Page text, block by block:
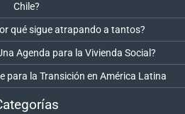
Chile?
qué sigue atrapando a tantos?
Agenda para la Vivienda Social?
para la Transición en América Latina